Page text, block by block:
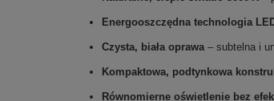
Energooszczędna technologia
Czysta, biała oprawa– subtelna i
Kompaktowa, podtynkowa
Równomierne oświetlenie bez